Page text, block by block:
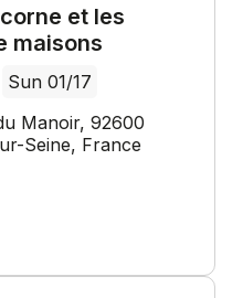
et les
maisons
Sun 01/17
Manoir, 92600
Seine, France